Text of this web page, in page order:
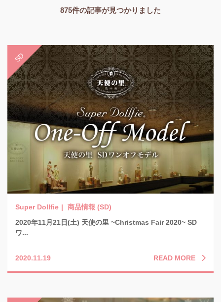
875件の記事が見つかりました
商品情報 (SD)
2020年11月21日(土) 天使の里 ~Christmas Fair 2020~ SD
ワ...
2020.11.19 READ MORE